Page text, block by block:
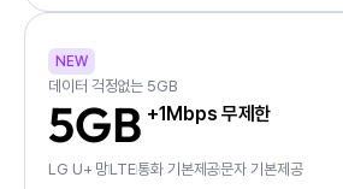
NEW
데이터 걱정없는 5GB
5GB +1Mbps 무제한
LG U+ 망LTE통화 기본제공문자 기본제공